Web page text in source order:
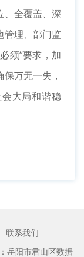
、全覆盖、深
管理、部门监
须”要求，加
万无一失，
大局和谐稳
联系我们
岳阳市君山区数据